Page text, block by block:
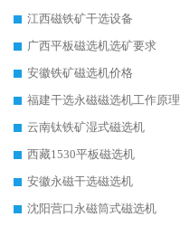
江西磁铁矿干选设备
广西平板磁选机选矿要求
安徽铁矿磁选机价格
福建干选永磁磁选机工作原理
云南钛铁矿湿式磁选机
西藏1530平板磁选机
安徽永磁干选磁选机
沈阳营口永磁筒式磁选机